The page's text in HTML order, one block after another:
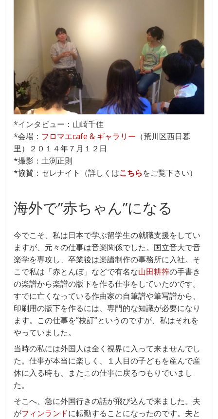
*インタビュー：山崎千佳
*会場： フロマエcafe & ギャラリー （荒川区西日暮
里）２０１４年７月１２日
*撮影：土渕正則
*協賛：セレナイト（詳しくはこちらをご覧下さい）
海外で”赤ちゃん”になる
今でこそ、私は日本で学ぶ留学生の就職支援をしてい
ますが、元々の仕事は音楽関係でした。国立音大で音
楽学を専攻し、卒業後は楽譜制作の事務所に入社。そ
こで私は「赤とんぼ」などで有名な山田耕筰の手書き
の楽譜から楽譜の版下を作る仕事をしていたのです。
すでに亡くなっている作曲家の自筆譜や筆写譜から、
印刷用の版下を作るには、専門的な知識が必要になり
ます。この仕事を”校訂”というのですが、私はそれを
やっていました。
当時の私には外国人は全く視界に入って来ませんでし
た。仕事が本当に楽しく、１人目の子どもを産んで産
休に入る時も、またこの仕事に戻るつもりでいまし
た。
そこへ、急に外国行きの話が飛び込んで来ました。夫
がフィンランドに転勤することになったのです。夫と